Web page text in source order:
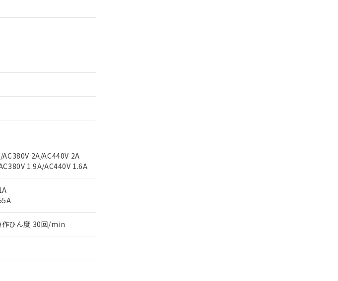
2A/AC440V 2A
1.9A/AC440V 1.6A
ひん度 30回/min
い。
の対象外となる商品もあることをご了承ください。
る更新日時点での社内データに基づき作成されるも
標準価格とは異なる場合があることをご了承くださ
先、またはお客様担当のオムロン制御機器販売店・
ネットワーク
」をご確認ください。
なく第三者に漏洩または開示しないようお願いしま
利用いただくには、I-Webメンバーズにご登録され
引・商談に必要な範囲で利用することをご了承くだ
した製品が提供可能な商品です。
た製品に切り替える予定のある商品です。
関係のない商品です。
含有品と判明した場合などやむを得ず変更すること
以下、
以下、ポリ臭化ジフェニルエーテル類(PBDE) 1000ppm以下、
フタル酸ブチルベンジル（BBP） 1000ppm以下、フタル酸ジブチ
以下
は除く。
ことがあります。
さい。
、
、 PBDEs(ポリ臭化ジフェニルエーテル類) : 1000ppm、
、 BBP(フタル酸ブチルベンジル) : 1000ppm、
あることを示します。
えいし、環境に深刻な影響を及ぼさない年数を意
さい。
るなど、違法に輸出されないよう必要な手段を講じ
記1、2および3の内容を当該第三者に通知します。
違法に輸出するおそれがある場合は、取り引きをい
のお取引先、またはお客様担当のオムロン制御
ていない機種